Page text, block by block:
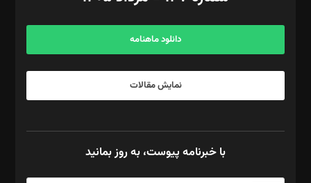
آگهی و مشترکین: ۰۹۱۹۹۹۹۰۴۵۴
دانلود ماهنامه
نمایش مقالات
با خبرنامه پیوست، به روز بمانید